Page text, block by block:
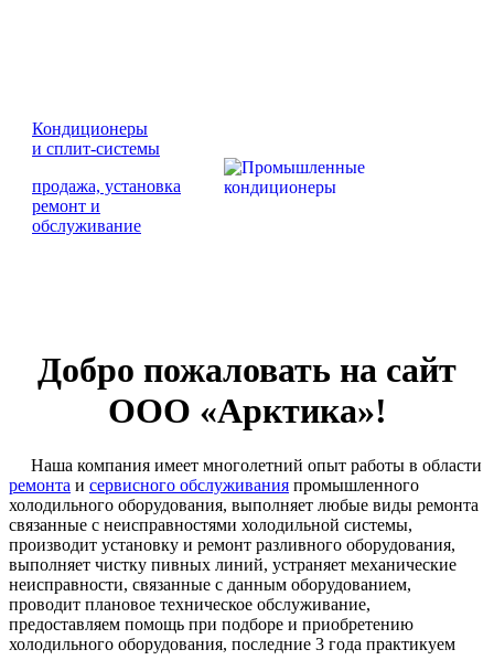
Кондиционеры
и сплит-системы
продажа, установка
ремонт и
обслуживание
Добро пожаловать на сайт
ООО «Арктика»!
Наша компания имеет многолетний опыт работы в области
ремонта и сервисного обслуживания промышленного
холодильного оборудования, выполняет любые виды ремонта
связанные с неисправностями холодильной системы,
производит установку и ремонт разливного оборудования,
выполняет чистку пивных линий, устраняет механические
неисправности, связанные с данным оборудованием,
проводит плановое техническое обслуживание,
предоставляем помощь при подборе и приобретению
холодильного оборудования, последние 3 года практикуем